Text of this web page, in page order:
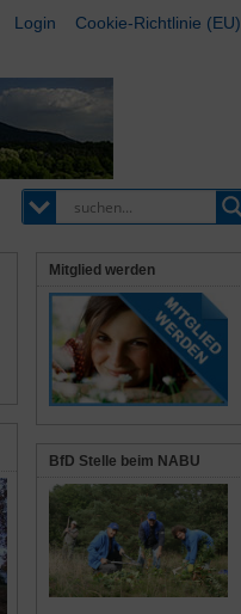
Login Cookie-Richtlinie (EU)
Mitglied werden
BfD Stelle beim NABU